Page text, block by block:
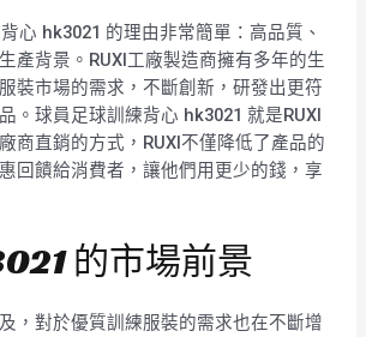
心 hk3021 的理由非常簡單：高品質、
產背景。RUXI工廠製造商擁有多年的生
裝市場的需求，不斷創新，研發出更符
。球員足球訓練背心 hk3021 就是RUXI
商直銷的方式，RUXI不僅降低了產品的
回饋給消費者，讓他們用更少的錢，享
的市場前景
，對於優質訓練服裝的需求也在不斷增